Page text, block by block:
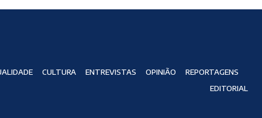
CULTURA ENTREVISTAS OPINIÃO
REPORTAGENS
EDITORIAL